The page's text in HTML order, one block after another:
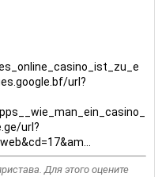
url?
url?
Для этого оцените